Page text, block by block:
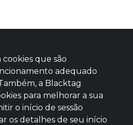
Baixe agora nosso app
que são
adequado
a Blacktag
para melhorar a sua
o início de sessão
os detalhes de seu início